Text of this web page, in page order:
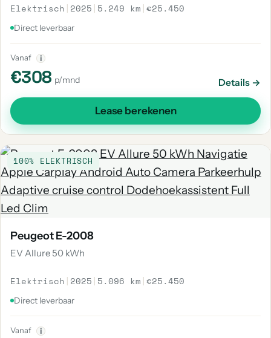
Elektrisch | 2025 | 5.249 km |€25.450
Direct leverbaar
Vanaf i
€308 p/mnd Details →
Lease berekenen
100% ELEKTRISCH
Peugeot E-2008
EV Allure 50 kWh
Elektrisch | 2025 | 5.096 km |€25.450
Direct leverbaar
Vanaf i